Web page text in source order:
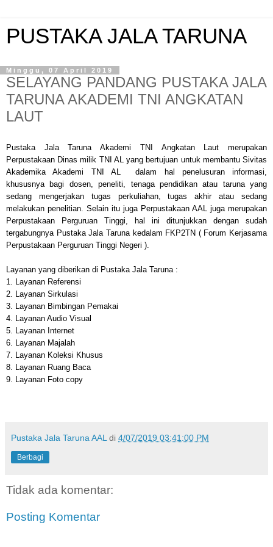
PUSTAKA JALA TARUNA
Minggu, 07 April 2019
SELAYANG PANDANG PUSTAKA JALA
TARUNA AKADEMI TNI ANGKATAN
LAUT
Pustaka Jala Taruna Akademi TNI Angkatan Laut merupakan
Perpustakaan Dinas milik TNI AL yang bertujuan untuk membantu Sivitas
Akademika Akademi TNI AL dalam hal penelusuran informasi,
khususnya bagi dosen, peneliti, tenaga pendidikan atau taruna yang
sedang mengerjakan tugas perkuliahan, tugas akhir atau sedang
melakukan penelitian. Selain itu juga Perpustakaan AAL juga merupakan
Perpustakaan Perguruan Tinggi, hal ini ditunjukkan dengan sudah
tergabungnya Pustaka Jala Taruna kedalam FKP2TN ( Forum Kerjasama
Perpustakaan Perguruan Tinggi Negeri ).
Layanan yang diberikan di Pustaka Jala Taruna :
1. Layanan Referensi
2. Layanan Sirkulasi
3. Layanan Bimbingan Pemakai
4. Layanan Audio Visual
5. Layanan Internet
6. Layanan Majalah
7. Layanan Koleksi Khusus
8. Layanan Ruang Baca
9. Layanan Foto copy
Pustaka Jala Taruna AAL di 4/07/2019 03:41:00 PM
Berbagi
Tidak ada komentar:
Posting Komentar